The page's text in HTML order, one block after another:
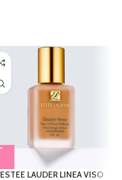
ESTEE LAUDER LINEA VISO